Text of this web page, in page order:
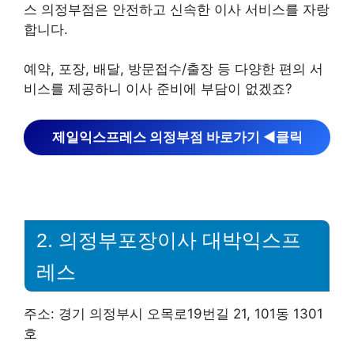
스 의정부점은 안전하고 신속한 이사 서비스를 자랑
합니다.
예약, 포장, 배달, 방문접수/출장 등 다양한 편의 서
비스를 제공하니 이사 준비에 부담이 없겠죠?
제일익스프레스 의정부점 바로가기 ◀︎클릭
2. 의정부포장이사 대박익스프
레스
주소: 경기 의정부시 오목로19번길 21, 101동 1301
호